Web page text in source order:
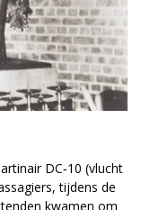
DC‑10 (vlucht
tijdens de
kwamen om